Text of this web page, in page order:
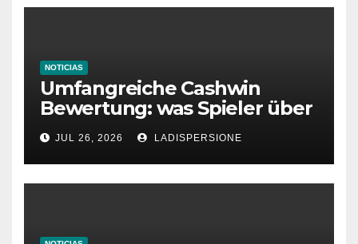
NOTICIAS
Umfangreiche Cashwin
Bewertung: was Spieler über
dieses Casino denken
JUL 26, 2026 LADISPERSIONE